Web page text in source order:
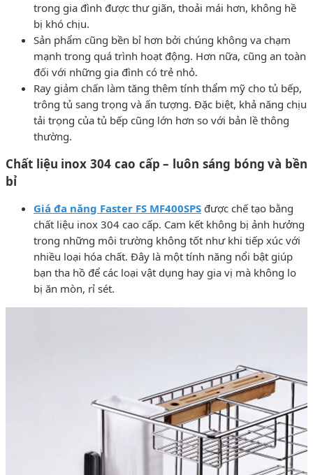
trong gia đình được thư giãn, thoải mái hơn, không hề
bị khó chịu.
Sản phẩm cũng bền bỉ hơn bởi chúng không va chạm
mạnh trong quá trình hoạt động. Hơn nữa, cũng an toàn
đối với những gia đình có trẻ nhỏ.
Ray giảm chấn làm tăng thêm tính thẩm mỹ cho tủ bếp,
trông tủ sang trọng và ấn tượng. Đặc biệt, khả năng chịu
tải trọng của tủ bếp cũng lớn hơn so với bản lề thông
thường.
Chất liệu inox 304 cao cấp – luôn sáng bóng và bền
bỉ
Giá đa năng Faster FS MF400SPS được chế tạo bằng
chất liệu inox 304 cao cấp. Cam kết không bị ảnh hưởng
trong những môi trường không tốt như khi tiếp xúc với
nhiều loại hóa chất. Đây là một tính năng nổi bật giúp
bạn tha hồ để các loại vật dụng hay gia vị mà không lo
bị ăn mòn, rỉ sét.